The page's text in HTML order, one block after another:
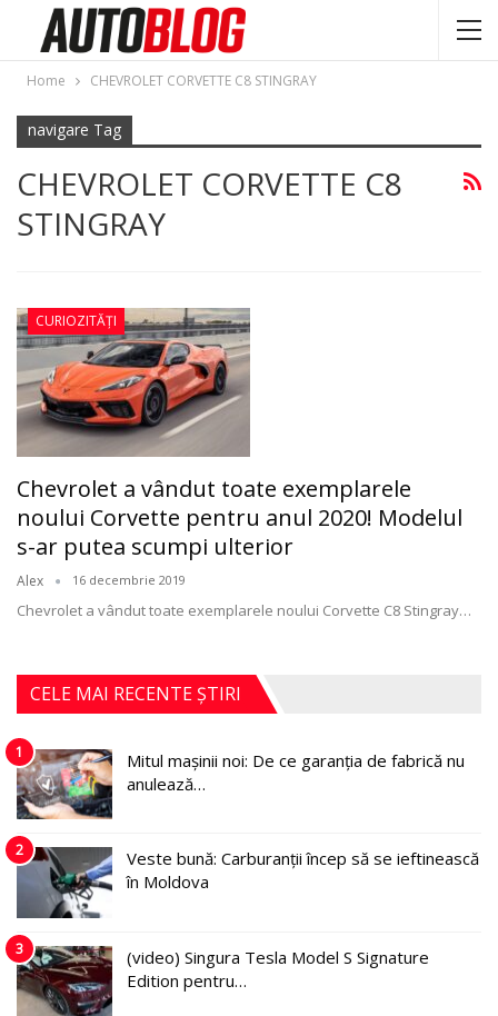
Home CHEVROLET CORVETTE C8 STINGRAY
navigare Tag
CHEVROLET CORVETTE C8
STINGRAY
CURIOZITĂȚI
Chevrolet a vândut toate exemplarele
noului Corvette pentru anul 2020! Modelul
s-ar putea scumpi ulterior
Alex 16 decembrie 2019
Chevrolet a vândut toate exemplarele noului Corvette C8 Stingray…
CELE MAI RECENTE ȘTIRI
1
Mitul mașinii noi: De ce garanția de fabrică nu
anulează…
2
Veste bună: Carburanții încep să se ieftinească
în Moldova
3
(video) Singura Tesla Model S Signature
Edition pentru…